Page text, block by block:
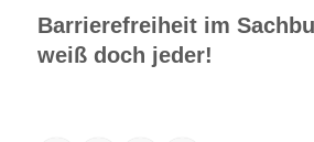
Barrierefreiheit im
weiß doch jeder!